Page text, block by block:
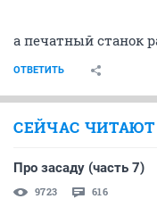
а печатный станок
ОТВЕТИТЬ
СЕЙЧАС ЧИТАЮТ
Про засаду (часть 7)
9723 616